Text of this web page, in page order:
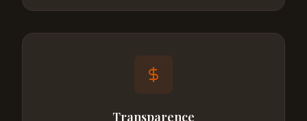
Transparence